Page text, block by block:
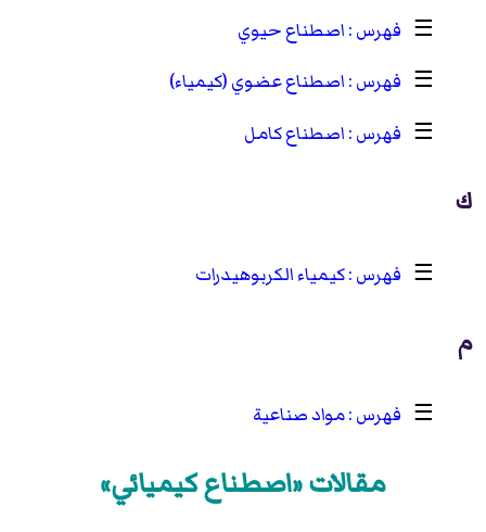
☰
اصطناع حيوي
☰
اصطناع عضوي (كيمياء)
☰
اصطناع كامل
ك
☰ كيمياء الكربوهيدرات
م
☰ مواد صناعية
مقالات «اصطناع كيميائي»